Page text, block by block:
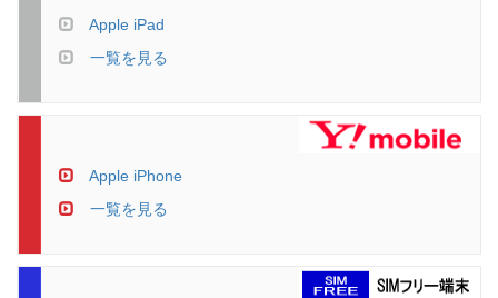
Apple iPad
一覧を見る
Apple iPhone
一覧を見る